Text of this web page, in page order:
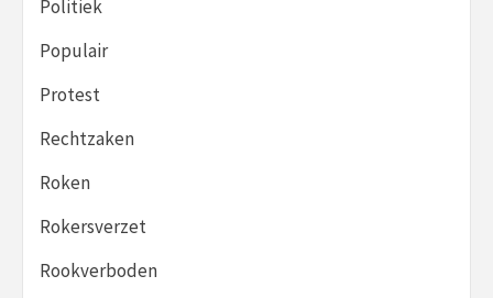
Politiek
Populair
Protest
Rechtzaken
Roken
Rokersverzet
Rookverboden